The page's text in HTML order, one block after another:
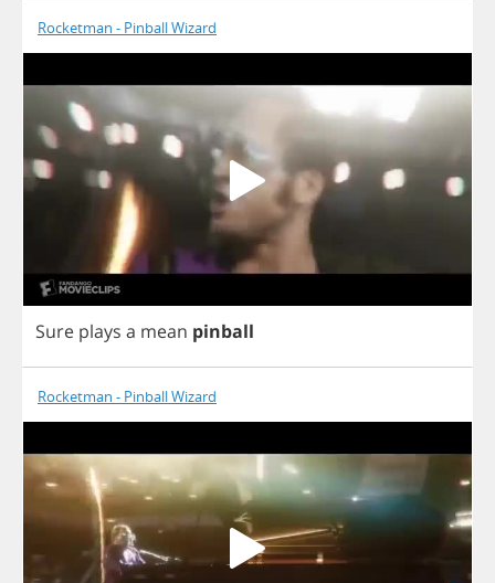
Rocketman - Pinball Wizard
Sure plays a mean pinball
Rocketman - Pinball Wizard